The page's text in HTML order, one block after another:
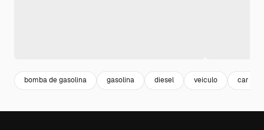
bomba de gasolina gasolina diesel veiculo car